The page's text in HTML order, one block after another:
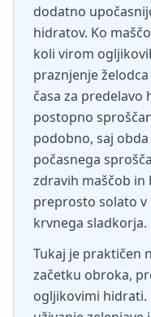
dodatno
hidratov. Ko
koli virom
praznjenje
časa za predelavo
postopno
podobno, saj
počasnega
zdravih maščob in
preprosto solato v
krvnega sladkorja.
Tukaj je praktičen
začetku obroka,
ogljikovimi hidrati.